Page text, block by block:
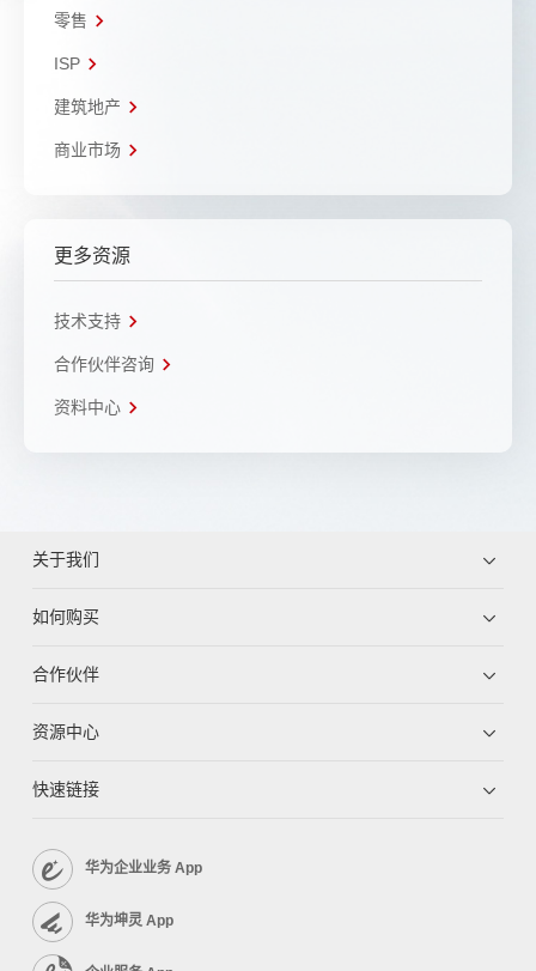
零售
ISP
建筑地产
商业市场
更多资源
技术支持
合作伙伴咨询
资料中心
关于我们
如何购买
合作伙伴
资源中心
快速链接
华为企业业务 App
华为坤灵 App